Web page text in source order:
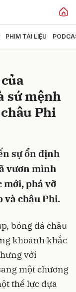
PHIM TÀI LIỆU
sứ mệnh
Phi
sự ổn định
vươn mình
phá vỡ
và châu Phi.
bóng đá châu
khoảnh khắc
với
một chương
thế lực dựa
Gửi